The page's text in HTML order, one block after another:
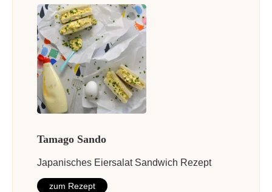
Tamago Sando
Japanisches Eiersalat Sandwich Rezept
zum Rezept